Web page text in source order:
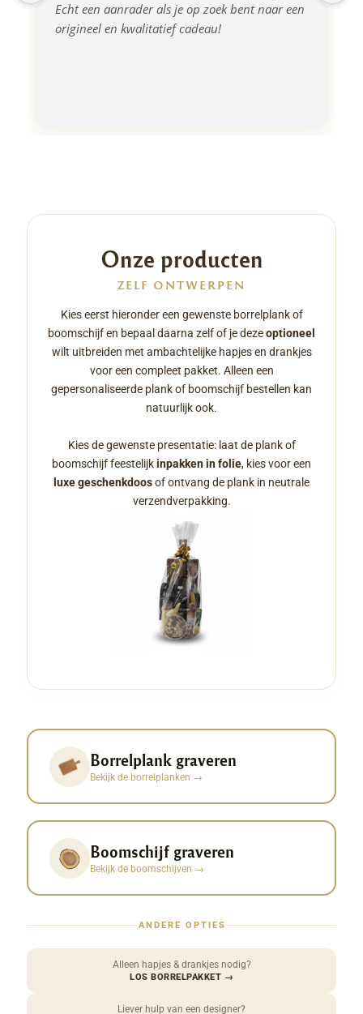
Echt een aanrader als je op zoek bent naar een
origineel en kwalitatief cadeau!
Onze producten
ZELF ONTWERPEN
Kies eerst hieronder een gewenste borrelplank of
boomschijf en bepaal daarna zelf of je dezeoptioneel
wilt uitbreiden met ambachtelijke hapjes en drankjes
voor een compleet pakket. Alleen een
gepersonaliseerde plank of boomschijf bestellen kan
natuurlijk ook.
Kies de gewenste presentatie: laat de plank of
boomschijf feestelijkinpakken in folie, kies voor een
luxe geschenkdoosof ontvang de plank in neutrale
verzendverpakking.
Borrelplank graveren
Bekijk de borrelplanken →
Boomschijf graveren
Bekijk de boomschijven →
ANDERE OPTIES
Alleen hapjes & drankjes nodig?
LOS BORRELPAKKET →
Liever hulp van een designer?